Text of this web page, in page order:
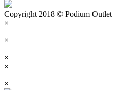
Copyright 2018 © Podium Outlet
×
×
×
×
×